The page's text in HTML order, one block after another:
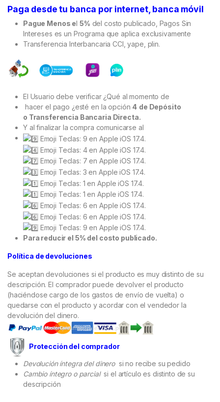
Paga desde tu banca por internet, banca móvil
Pague Menos el 5% del costo publicado, Pagos Sin
Intereses es un Programa que aplica exclusivamente
Transferencia Interbancaria CCI, yape, plin.
El Usuario debe verificar ¿Qué al momento de
hacer el pago ¿esté en la opción 4 de Depósito
o Transferencia Bancaria Directa.
Y al finalizar la compra comunicarse al
Para reducir el 5% del costo publicado.
Política de devoluciones
Se aceptan devoluciones si el producto es muy distinto de su
descripción. El comprador puede devolver el producto
(haciéndose cargo de los gastos de envío de vuelta) o
quedarse con el producto y acordar con el vendedor la
devolución del dinero.
Protección del comprador
Devolución íntegra del dinerosi no recibe su pedido
Cambio íntegro o parcialsi el artículo es distinto de su
descripción